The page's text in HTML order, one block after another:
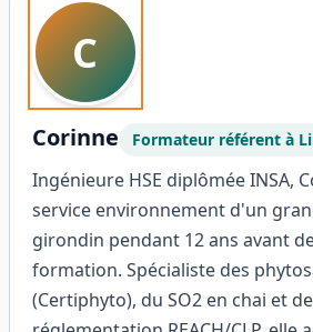
C
Corinne Formateur référent à
Ingénieure HSE diplômée INSA,
service environnement d'un
girondin pendant 12 ans avant
formation. Spécialiste des
(Certiphyto), du SO2 en chai et